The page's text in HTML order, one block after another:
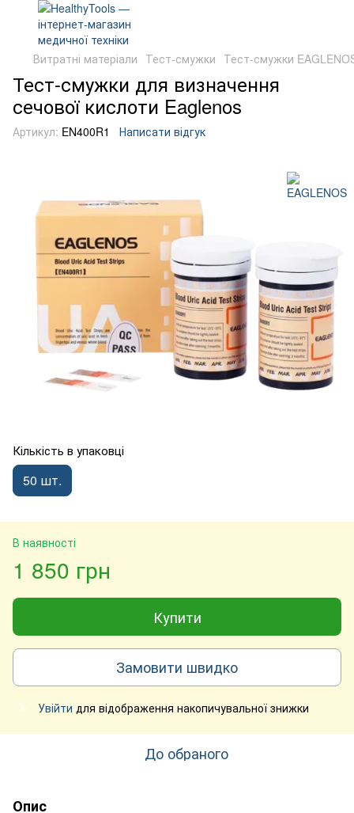
Витратні матеріали Тест-смужки Тест-смужки
Тест-смужки для визначення
сечової кислоти Eaglenos
Артикул: EN400R1 Написати відгук
Кількість в упаковці
50 шт.
В наявності
1 850 грн
Купити
Замовити швидко
% Увійти для відображення накопичувальної знижки
До обраного
Опис